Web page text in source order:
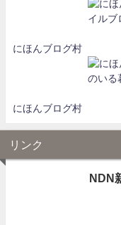
にほんブログ村
にほんブログ村
リンク
NDN